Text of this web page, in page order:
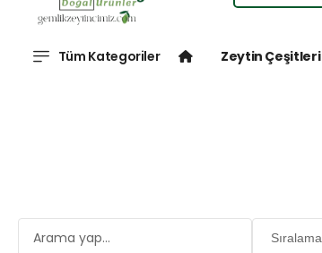
Tüm Kategoriler Zeytin Çeşitleri